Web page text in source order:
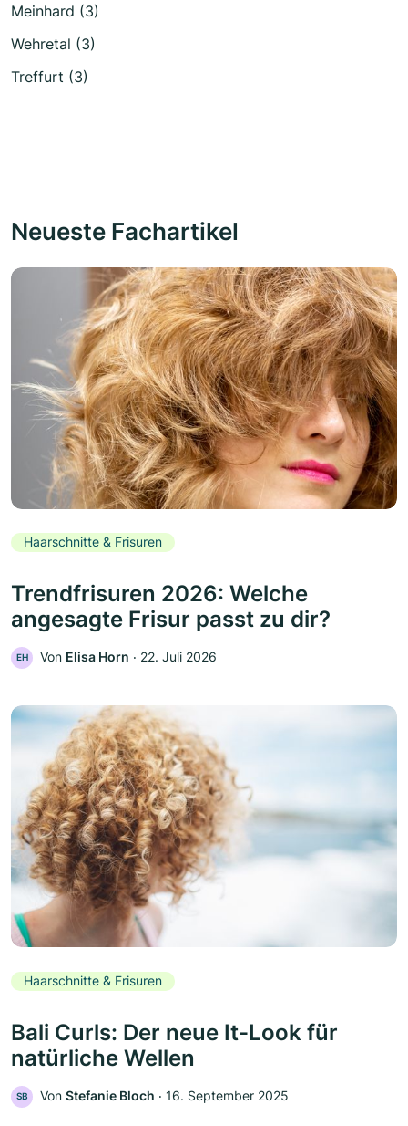
Meinhard (3)
Wehretal (3)
Treffurt (3)
Neueste Fachartikel
Haarschnitte & Frisuren
Trendfrisuren 2026: Welche
angesagte Frisur passt zu dir?
EH Von Elisa Horn ‧ 22. Juli 2026
Haarschnitte & Frisuren
Bali Curls: Der neue It-Look für
natürliche Wellen
SB Von Stefanie Bloch ‧ 16. September 2025